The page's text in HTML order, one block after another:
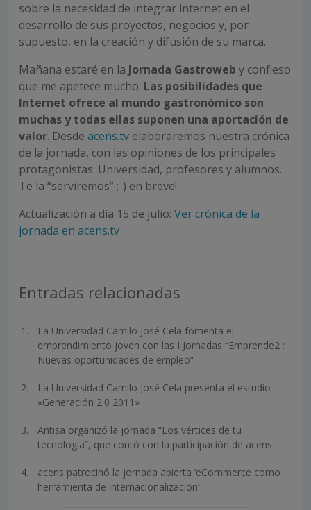
sobre la necesidad de integrar internet en el
desarrollo de sus proyectos, negocios y, por
supuesto, en la creación y difusión de su marca.
Mañana estaré en la Jornada Gastroweb y confieso
que me apetece mucho. Las posibilidades que
Internet ofrece al mundo gastronómico son
muchas y todas ellas suponen una aportación de
valor. Desde acens.tv elaboraremos nuestra crónica
de la jornada, con las opiniones de los principales
protagonistas: Universidad, profesores y alumnos.
Te la “serviremos” ;-) en breve!
Actualización a día 15 de julio: Ver crónica de la
jornada en acens.tv
Entradas relacionadas
La Universidad Camilo José Cela fomenta el
emprendimiento joven con las I Jornadas “Emprende2 :
Nuevas oportunidades de empleo”
La Universidad Camilo José Cela presenta el estudio
«Generación 2.0 2011»
Antisa organizó la jornada “Los vértices de tu
tecnología”, que contó con la participación de acens
acens patrocinó la jornada abierta ‘eCommerce como
herramienta de internacionalización’